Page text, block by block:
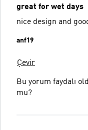
great for wet days
nice design and
anf19
Çevir
Bu yorum faydalı
mu?